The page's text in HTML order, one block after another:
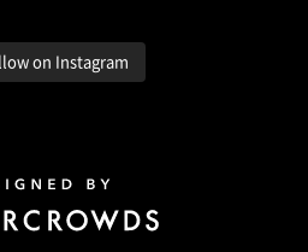
on Instagram